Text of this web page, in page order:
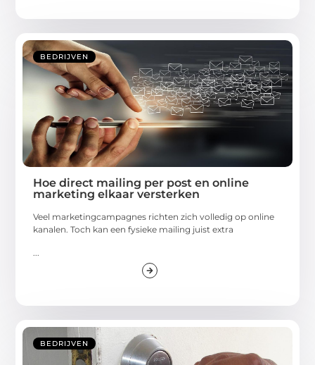
BEDRIJVEN
Hoe direct mailing per post en online
marketing elkaar versterken
Veel marketingcampagnes richten zich volledig op online
kanalen. Toch kan een fysieke mailing juist extra
BEDRIJVEN